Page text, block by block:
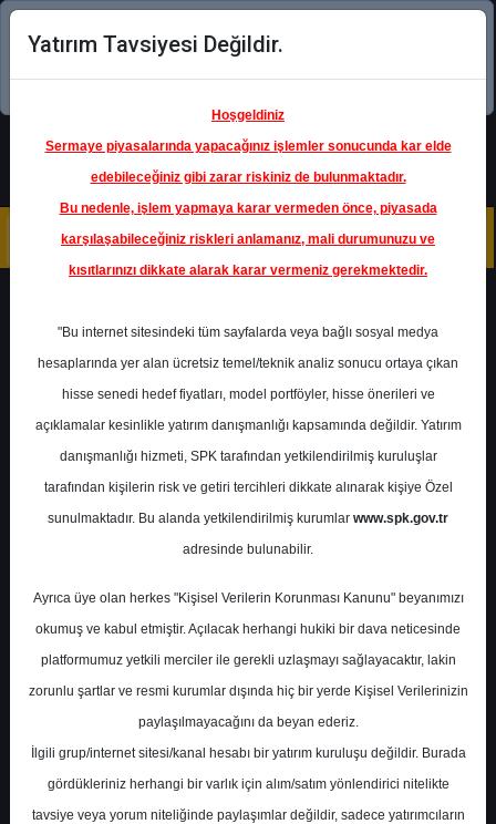
Şimdi uygulamayı indirin!
HALKB - TÜRKİYE HALK BANKASI
A.Ş.
Hedef Fiyat 17.50 ₺
Getiri
%0.00
0
Get.
0
Pazartesi, 12 Mayıs 2025
Yatırım Tavsiyesi Değildir.
Hoşgeldiniz
Sermaye piyasalarında yapacağınız işlemler sonucunda kar elde
edebileceğiniz gibi zarar riskiniz de bulunmaktadır.
Bu nedenle, işlem yapmaya karar vermeden önce, piyasada
karşılaşabileceğiniz riskleri anlamanız, mali durumunuzu ve
kısıtlarınızı dikkate alarak karar vermeniz gerekmektedir.
"Bu internet sitesindeki tüm sayfalarda veya bağlı sosyal medya
hesaplarında yer alan ücretsiz temel/teknik analiz sonucu ortaya çıkan
hisse senedi hedef fiyatları, model portföyler, hisse önerileri ve
açıklamalar kesinlikle yatırım danışmanlığı kapsamında değildir. Yatırım
danışmanlığı hizmeti, SPK tarafından yetkilendirilmiş kuruluşlar
tarafından kişilerin risk ve getiri tercihleri dikkate alınarak kişiye Özel
sunulmaktadır. Bu alanda yetkilendirilmiş kurumlar www.spk.gov.tr
adresinde bulunabilir.
Ayrıca üye olan herkes "Kişisel Verilerin Korunması Kanunu" beyanımızı
okumuş ve kabul etmiştir. Açılacak herhangi hukiki bir dava neticesinde
platformumuz yetkili merciler ile gerekli uzlaşmayı sağlayacaktır, lakin
zorunlu şartlar ve resmi kurumlar dışında hiç bir yerde Kişisel Verilerinizin
paylaşılmayacağını da beyan ederiz.
İlgili grup/internet sitesi/kanal hesabı bir yatırım kuruluşu değildir. Burada
gördükleriniz herhangi bir varlık için alım/satım yönlendirici nitelikte
tavsiye veya yorum niteliğinde paylaşımlar değildir, sadece yatırımcıların